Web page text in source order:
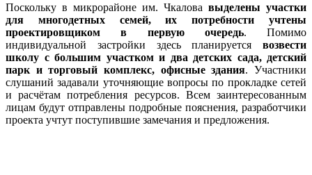
Поскольку в микрорайоне им. Чкалова выделены участки
для многодетных семей, их потребности учтены
проектировщиком в первую очередь. Помимо
индивидуальной застройки здесь планируется возвести
школу с большим участком и два детских сада, детский
парк и торговый комплекс, офисные здания. Участники
слушаний задавали уточняющие вопросы по прокладке сетей
и расчётам потребления ресурсов. Всем заинтересованным
лицам будут отправлены подробные пояснения, разработчики
проекта учтут поступившие замечания и предложения.